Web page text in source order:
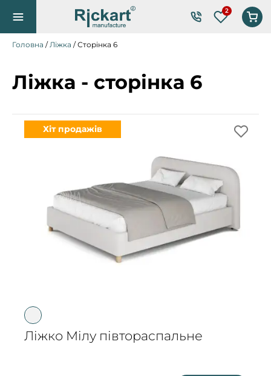
Список
Головна /Ліжка / Сторінка 6
Ліжка - сторінка 6
Хіт продажів
Ліжко Мілу півтораспальне